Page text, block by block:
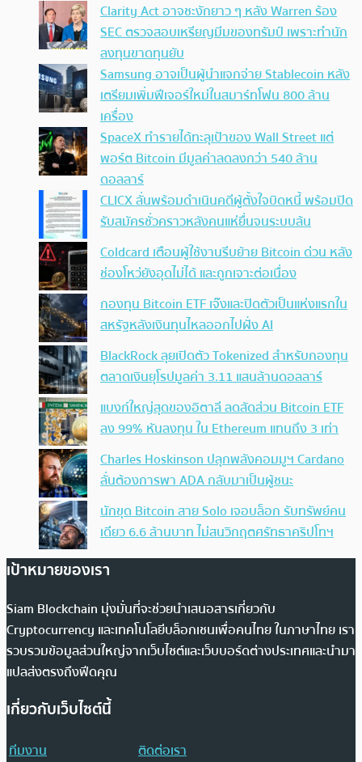
Clarity Act อาจชะงักยาว ๆ หลัง Warren ร้อง
SEC ตรวจสอบเหรียญมีมของทรัมป์ เพราะทำนัก
ลงทุนขาดทุนยับ
Samsung อาจเป็นผู้นำแจกจ่าย Stablecoin หลัง
เตรียมเพิ่มฟีเจอร์ใหม่ในสมาร์ทโฟน 800 ล้าน
เครื่อง
SpaceX ทำรายได้ทะลุเป้าของ Wall Street แต่
พอร์ต Bitcoin มีมูลค่าลดลงกว่า 540 ล้าน
ดอลลาร์
CLICX ลั่นพร้อมดำเนินคดีผู้ตั้งใจบิดหนี้ พร้อมปิด
รับสมัครชั่วคราวหลังคนแห่ยื่นจนระบบล้น
Coldcard เตือนผู้ใช้งานรีบย้าย Bitcoin ด่วน หลัง
ช่องโหว่ยังอุดไม่ได้ และถูกเจาะต่อเนื่อง
กองทุน Bitcoin ETF เจ๊งและปิดตัวเป็นแห่งแรกใน
สหรัฐหลังเงินทุนไหลออกไปฝั่ง AI
BlackRock ลุยเปิดตัว Tokenized สำหรับกองทุน
ตลาดเงินยุโรปมูลค่า 3.11 แสนล้านดอลลาร์
แบงก์ใหญ่สุดของอิตาลี ลดสัดส่วน Bitcoin ETF
ลง 99% หันลงทุน ใน Ethereum แทนถึง 3 เท่า
Charles Hoskinson ปลุกพลังคอมมูฯ Cardano
ลั่นต้องการพา ADA กลับมาเป็นผู้ชนะ
นักขุด Bitcoin สาย Solo เจอบล็อก รับทรัพย์คน
เดียว 6.6 ล้านบาท ไม่สนวิกฤตศรัทธาคริปโทฯ
เป้าหมายของเรา
Siam Blockchain มุ่งมั่นที่จะช่วยนำเสนอสารเกี่ยวกับ
Cryptocurrency และเทคโนโลยีบล็อกเชนเพื่อคนไทย ในภาษาไทย เรา
รวบรวมข้อมูลส่วนใหญ่จากเว็บไซต์และเว็บบอร์ดต่างประเทศและนำมา
แปลส่งตรงถึงฟีดคุณ
เกี่ยวกับเว็บไซต์นี้
ทีมงาน
ติดต่อเรา